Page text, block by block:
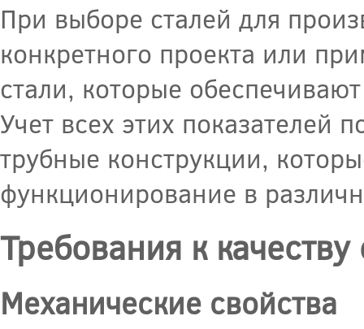
При выборе сталей для
конкретного проекта или
стали, которые
Учет всех этих показателей
трубные конструкции,
функционирование в
Требования к
Механические свойства